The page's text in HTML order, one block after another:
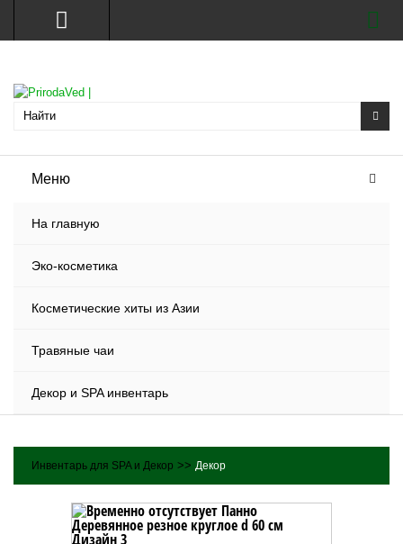
Меню
На главную
Эко-косметика
Косметические хиты из Азии
Травяные чаи
Декор и SPA инвентарь
Инвентарь для SPA и Декор >> Декор